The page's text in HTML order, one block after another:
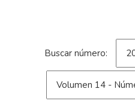
Buscar número: